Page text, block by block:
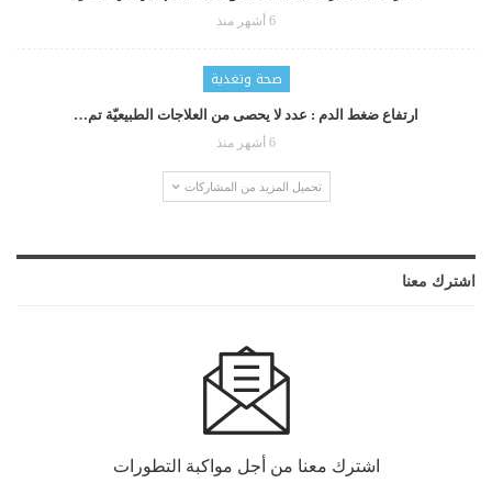
6 أشهر منذ
صحة وتغذية
ارتفاع ضغط الدم : عدد لا يحصى من العلاجات الطبيعيّة تم…
6 أشهر منذ
تحميل المزيد من المشاركات
اشترك معنا
اشترك معنا من أجل مواكبة التطورات